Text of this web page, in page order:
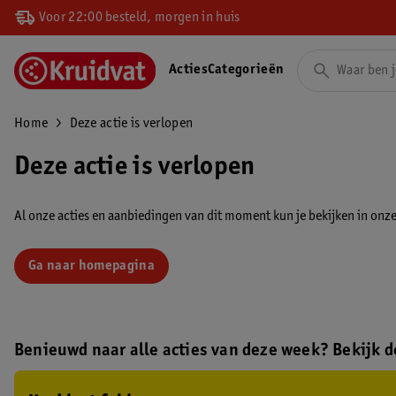
Voor 22:00 besteld, morgen in huis
ActiesCategorieën
Home Deze actie is verlopen
Deze actie is verlopen
Al onze acties en aanbiedingen van dit moment kun je bekijken in
Ga naar homepagina
Benieuwd naar alle acties van deze week? Bekijk